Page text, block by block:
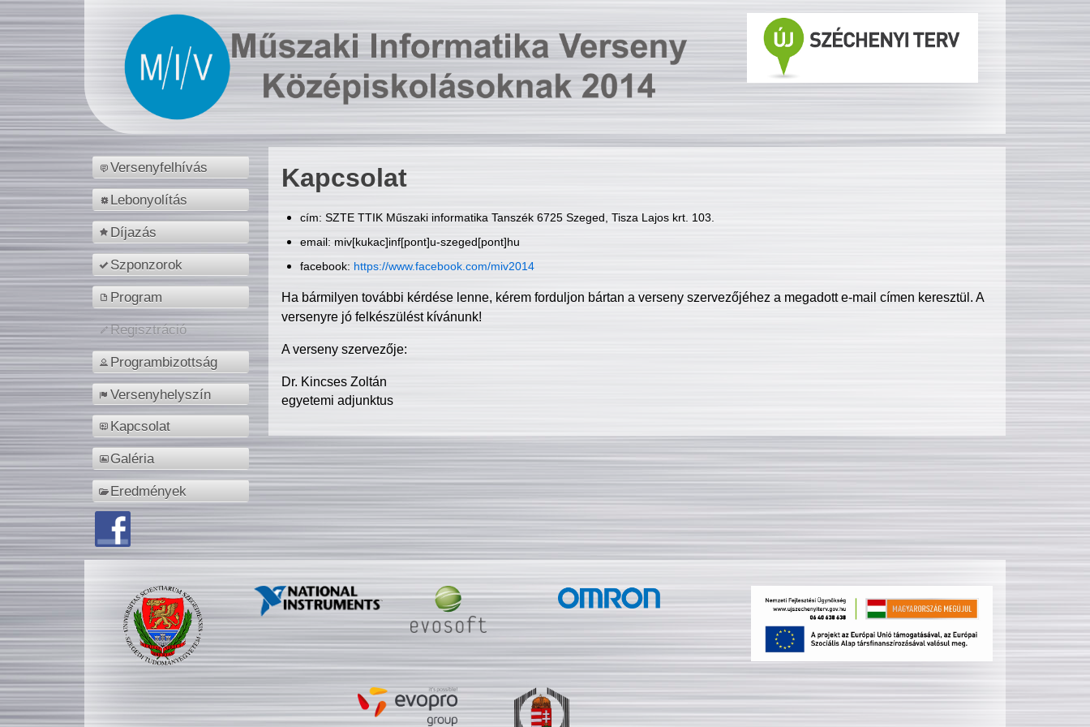
Versenyfelhívás
Lebonyolítás
Díjazás
Szponzorok
Program
Regisztráció
Programbizottság
Versenyhelyszín
Kapcsolat
Galéria
Eredmények
Kapcsolat
cím: SZTE TTIK Műszaki informatika Tanszék 6725 Szeged, Tisza Lajos krt. 103.
email: miv[kukac]inf[pont]u-szeged[pont]hu
facebook: https://www.facebook.com/miv2014
Ha bármilyen további kérdése lenne, kérem forduljon bártan a verseny szervezőjéhez a megadott e-mail címen keresztül. A
versenyre jó felkészülést kívánunk!
A verseny szervezője:
Dr. Kincses Zoltán
egyetemi adjunktus